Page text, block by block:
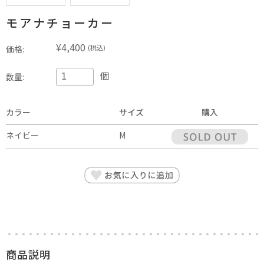
モアナチョーカー
価格: ¥4,400 (税込)
数量: 個
カラー サイズ
購入
ネイビー
M
商品説明